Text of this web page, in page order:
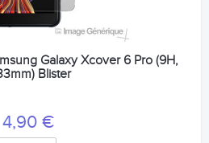
Galaxy Xcover 6 Pro (9H,
Blister
4,90 €